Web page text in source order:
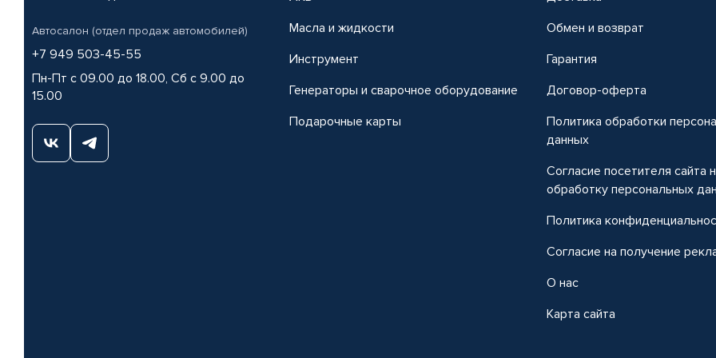
Автосалон (отдел продаж автомобилей)
+7 949 503-45-55
Пн-Пт с 09.00 до 18.00, Сб с 9.00 до
15.00
Масла и жидкости
Инструмент
Генераторы и сварочное оборудование
Подарочные карты
Обмен и возврат
Гарантия
Договор-оферта
Политика обработки
данных
Согласие посетителя сайта
обработку персональных
Политика
Согласие на получение
О нас
Карта сайта